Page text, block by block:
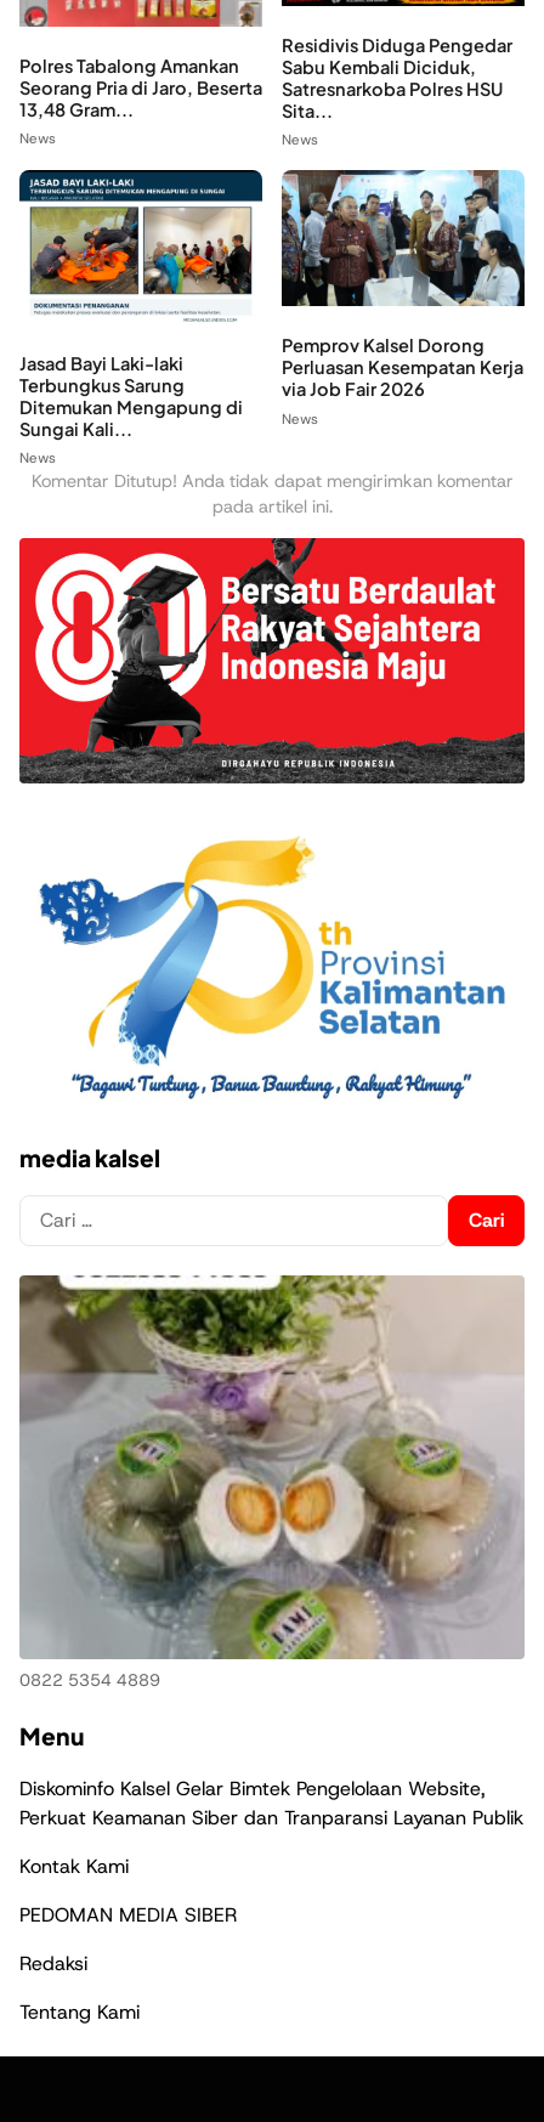
Polres Tabalong Amankan
Seorang Pria di Jaro, Beserta
13,48 Gram...
News
Residivis Diduga Pengedar
Sabu Kembali Diciduk,
Satresnarkoba Polres HSU
Sita...
News
Jasad Bayi Laki-laki
Terbungkus Sarung
Ditemukan Mengapung di
Sungai Kali...
News
Pemprov Kalsel Dorong
Perluasan Kesempatan Kerja
via Job Fair 2026
News
Komentar Ditutup! Anda tidak dapat mengirimkan komentar
pada artikel ini.
media kalsel
Cari
untuk:
0822 5354 4889
Menu
Diskominfo Kalsel Gelar Bimtek Pengelolaan Website,
Perkuat Keamanan Siber dan Tranparansi Layanan Publik
Kontak Kami
PEDOMAN MEDIA SIBER
Redaksi
Tentang Kami